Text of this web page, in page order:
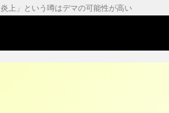
上」という噂はデマの可能性が高い